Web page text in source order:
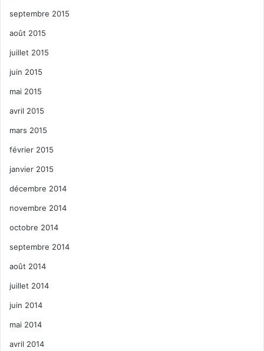
septembre 2015
août 2015
juillet 2015
juin 2015
mai 2015
avril 2015
mars 2015
février 2015
janvier 2015
décembre 2014
novembre 2014
octobre 2014
septembre 2014
août 2014
juillet 2014
juin 2014
mai 2014
avril 2014